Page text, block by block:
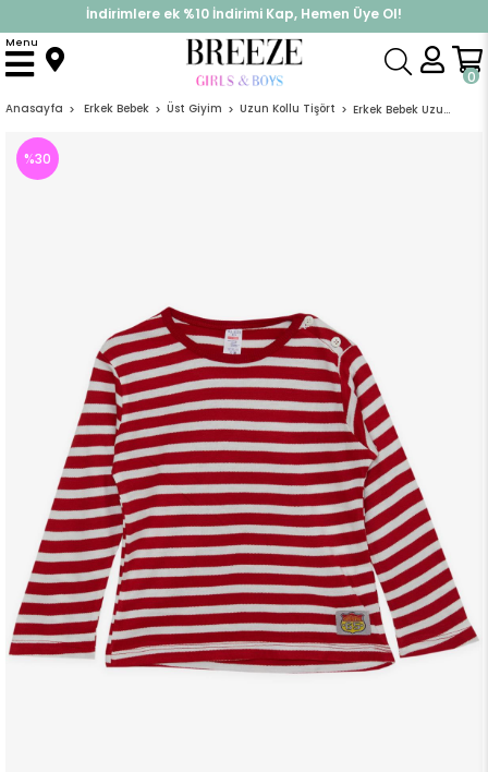
%30 Sepette Yaz İndirimi, Hemen Al!
İndirimlere ek %10 İndirimi Kap, Hemen Üye Ol!
0
Menu
Anasayfa Erkek Bebek Üst Giyim Uzun Kollu Tişört Erkek Bebek Uzun Kollu Tişört Çizgili Patlı Rakam Baskılı Kırmızı Kırmızı (9 Ay)
%30